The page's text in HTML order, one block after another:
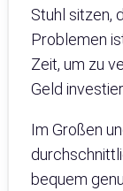
Stuhl sitzen,
Problemen
Zeit, um zu
Geld
Im Großen
bequem